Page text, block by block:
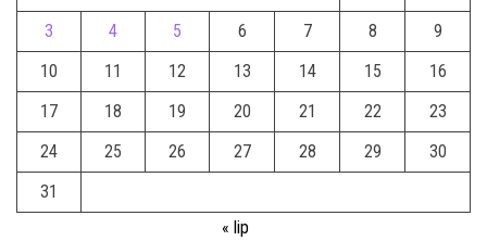
3
4 5 6 7 8
9
10
11 12 13 14 15
16
17
18 19 20 21 22
23
24
25 26 27 28 29
30
31
« lip